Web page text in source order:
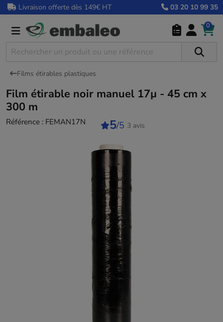
Livraison offerte dès 149€ HT 03 20 10 99 35
0
Films étirables plastiques
Film étirable noir manuel 17µ - 45 cm x
300 m
Référence : FEMAN17N 5/5 3 avis